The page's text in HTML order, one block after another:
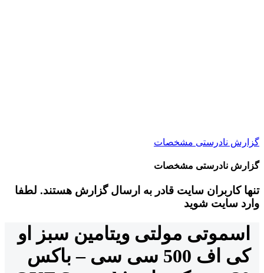
گزارش نادرستی مشخصات
گزارش نادرستی مشخصات
تنها کاربران سایت قادر به ارسال گزارش هستند. لطفا
وارد سایت شوید
اسموتی مولتی ویتامین سبز او
کی اف 500 سی سی – باکس